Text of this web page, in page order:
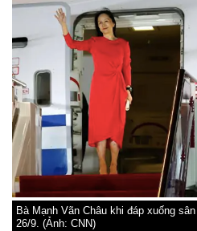
Bà Mạnh Vãn Châu khi đáp xuống
26/9. (Ảnh: CNN)